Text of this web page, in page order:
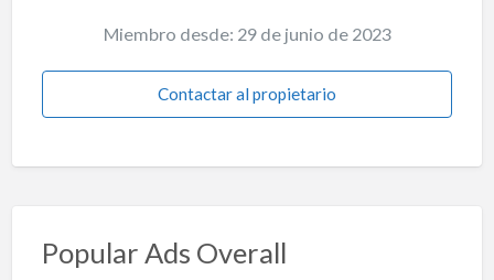
Miembro desde: 29 de junio de 2023
Contactar al propietario
Popular Ads Overall